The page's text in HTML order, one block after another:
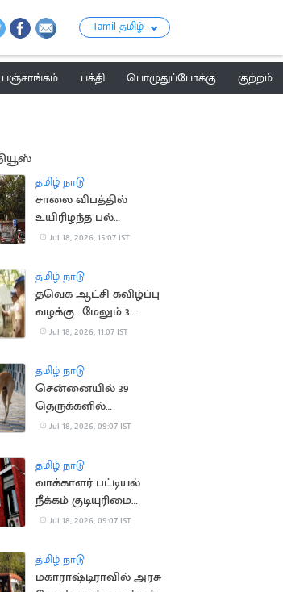
Tamil தமிழ்
பஞ்சாங்கம் பக்தி பொழுதுப்போக்கு
குற்றம்
தமிழ் நாடு
சாலை விபத்தில்
உயிரிழந்த பல்
மருத்துவரின்
கோடி இழப்பீடு
Jul 18, 2026, 15:07 IST
தமிழ் நாடு
தவெக ஆட்சி கவிழ்ப்பு
வழக்கு... மேலும் 3
பேரிடம் போலீசார் தீவிர
Jul 18, 2026, 11:07 IST
தமிழ் நாடு
சென்னையில் 39
தெருக்களில்
தெருநாய்களுக்கு
Jul 18, 2026, 09:07 IST
தமிழ் நாடு
வாக்காளர் பட்டியல்
நீக்கம் குடியுரிமை
இழப்பாகாது: உச்ச
Jul 18, 2026, 09:07 IST
தமிழ் நாடு
மகாராஷ்டிராவில் அரசு